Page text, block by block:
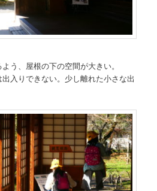
う、屋根の下の空間が大きい。
入りできない。少し離れた小さな出